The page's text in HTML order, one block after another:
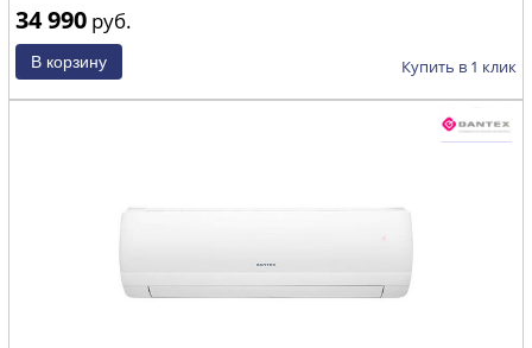
34 990 руб.
Купить в 1 клик